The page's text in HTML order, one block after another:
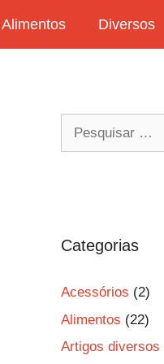
Alimentos Diversos
Categorias
Acessórios (2)
Alimentos (22)
Artigos diversos